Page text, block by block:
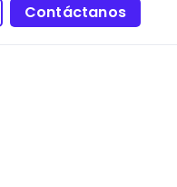
Contáctanos